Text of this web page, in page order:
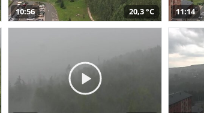
10:56 20,3 °C 11:14